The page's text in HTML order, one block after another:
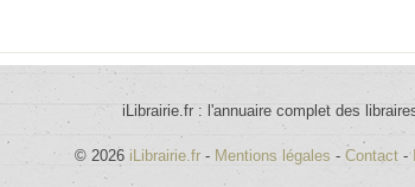
iLibrairie.fr : l'annuaire complet des
© 2026 iLibrairie.fr - Mentions légales - Contact -